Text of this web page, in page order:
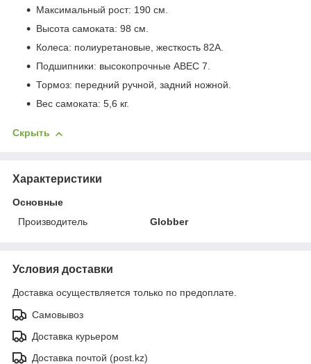
Максимальный рост: 190 см.
Высота самоката: 98 см.
Колеса: полиуретановые, жесткость 82А.
Подшипники: высокопрочные ABEC 7.
Тормоз: передний ручной, задний ножной.
Вес самоката: 5,6 кг.
Скрыть
Характеристики
Основные
Производитель
Globber
Условия доставки
Доставка осуществляется только по предоплате.
Самовывоз
Доставка курьером
Доставка почтой (post.kz)